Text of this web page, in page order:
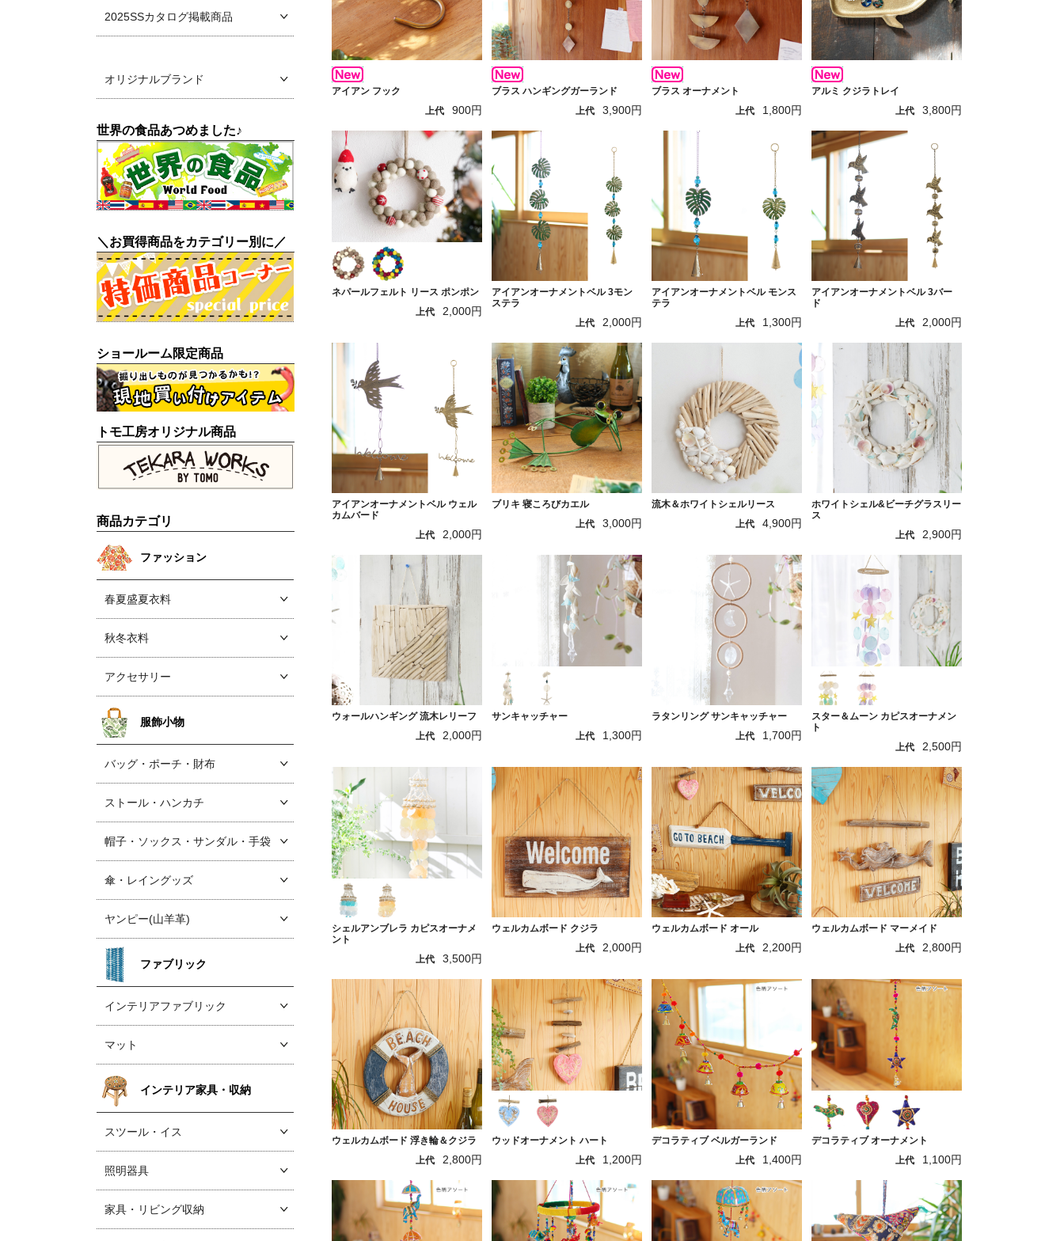
アイアン フック
上代
900円
ブラス ハンギングガーランド
上代
3,900円
ブラス オーナメント
上代
1,800円
アルミ クジラトレイ
上代
3,800円
ネパールフェルト リース ポンポン
上代
2,000円
アイアンオーナメントベル 3モン
ステラ
上代
2,000円
アイアンオーナメントベル モンス
テラ
上代
1,300円
アイアンオーナメントベル 3バー
ド
上代
2,000円
アイアンオーナメントベル ウェル
カムバード
上代
2,000円
ブリキ 寝ころびカエル
上代
3,000円
流木＆ホワイトシェルリース
上代
4,900円
ホワイトシェル&ビーチグラスリー
ス
上代
2,900円
ウォールハンギング 流木レリーフ
上代
2,000円
サンキャッチャー
上代
1,300円
ラタンリング サンキャッチャー
上代
1,700円
スター＆ムーン カピスオーナメン
ト
上代
2,500円
シェルアンブレラ カピスオーナメ
ント
上代
3,500円
ウェルカムボード クジラ
上代
2,000円
ウェルカムボード オール
上代
2,200円
ウェルカムボード マーメイド
上代
2,800円
ウェルカムボード 浮き輪＆クジラ
上代
2,800円
ウッドオーナメント ハート
上代
1,200円
デコラティブ ベルガーランド
上代
1,400円
デコラティブ オーナメント
上代
1,100円
2025SSカタログ掲載商品
オリジナルブランド
世界の食品あつめました♪
＼お買得商品をカテゴリー別に／
ショールーム限定商品
トモ工房オリジナル商品
商品カテゴリ
ファッション
春夏盛夏衣料
秋冬衣料
アクセサリー
服飾小物
バッグ・ポーチ・財布
ストール・ハンカチ
帽子・ソックス ・サンダル・手袋
傘・レイングッズ
ヤンピー(山羊革)
ファブリック
インテリアファブリック
マット
インテリア家具・収納
スツール・イス
照明器具
家具・リビング収納